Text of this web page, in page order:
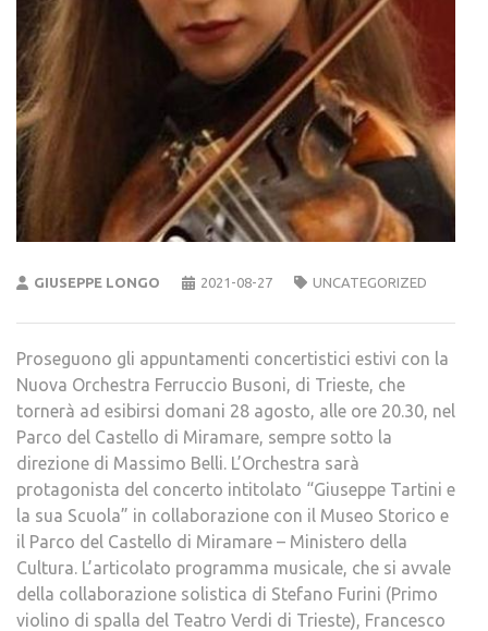
GIUSEPPE LONGO 2021-08-27 UNCATEGORIZED
Proseguono gli appuntamenti concertistici estivi con la
Nuova Orchestra Ferruccio Busoni, di Trieste, che
tornerà ad esibirsi domani 28 agosto, alle ore 20.30, nel
Parco del Castello di Miramare, sempre sotto la
direzione di Massimo Belli. L’Orchestra sarà
protagonista del concerto intitolato “Giuseppe Tartini e
la sua Scuola” in collaborazione con il Museo Storico e
il Parco del Castello di Miramare – Ministero della
Cultura. L’articolato programma musicale, che si avvale
della collaborazione solistica di Stefano Furini (Primo
violino di spalla del Teatro Verdi di Trieste), Francesco